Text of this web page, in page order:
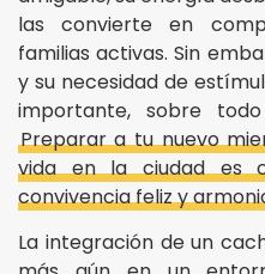
las convierte en
familias activas. Sin
y su necesidad de
importante, sobre
Preparar a tu nuevo
vida en la ciudad es
convivencia feliz y
La integración de un